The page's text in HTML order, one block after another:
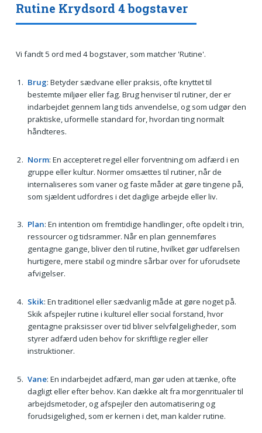
Rutine Krydsord 4 bogstaver
Vi fandt 5 ord med 4 bogstaver, som matcher 'Rutine'.
Brug: Betyder sædvane eller praksis, ofte knyttet til
bestemte miljøer eller fag. Brug henviser til rutiner, der er
indarbejdet gennem lang tids anvendelse, og som udgør den
praktiske, uformelle standard for, hvordan ting normalt
håndteres.
Norm: En accepteret regel eller forventning om adfærd i en
gruppe eller kultur. Normer omsættes til rutiner, når de
internaliseres som vaner og faste måder at gøre tingene på,
som sjældent udfordres i det daglige arbejde eller liv.
Plan: En intention om fremtidige handlinger, ofte opdelt i trin,
ressourcer og tidsrammer. Når en plan gennemføres
gentagne gange, bliver den til rutine, hvilket gør udførelsen
hurtigere, mere stabil og mindre sårbar over for uforudsete
afvigelser.
Skik: En traditionel eller sædvanlig måde at gøre noget på.
Skik afspejler rutine i kulturel eller social forstand, hvor
gentagne praksisser over tid bliver selvfølgeligheder, som
styrer adfærd uden behov for skriftlige regler eller
instruktioner.
Vane: En indarbejdet adfærd, man gør uden at tænke, ofte
dagligt eller efter behov. Kan dække alt fra morgenritualer til
arbejdsmetoder, og afspejler den automatisering og
forudsigelighed, som er kernen i det, man kalder rutine.